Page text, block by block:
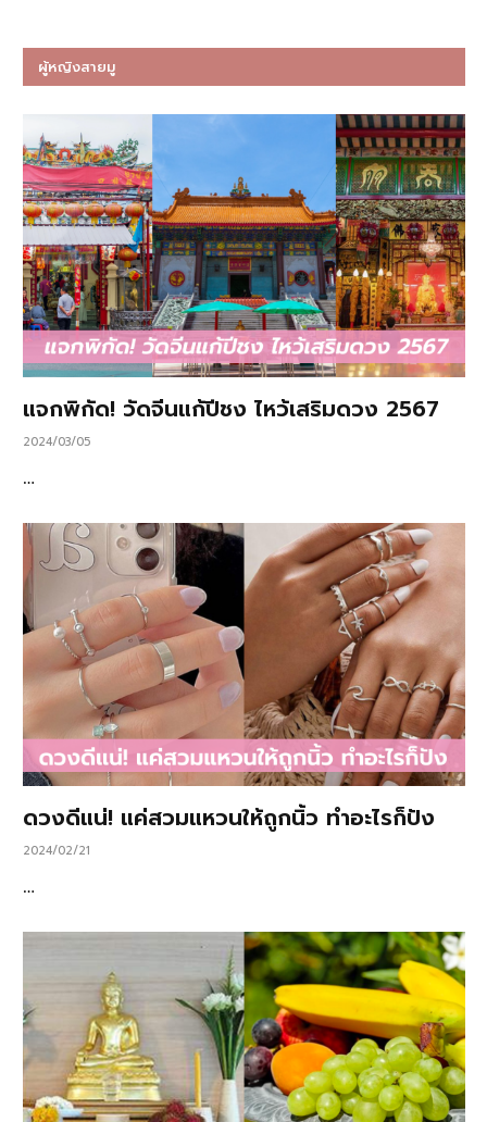
ผู้หญิงสายมู
แจกพิกัด! วัดจีนแก้ปีชง ไหว้เสริมดวง 2567
2024/03/05
…
ดวงดีแน่! แค่สวมแหวนให้ถูกนิ้ว ทำอะไรก็ปัง
2024/02/21
…